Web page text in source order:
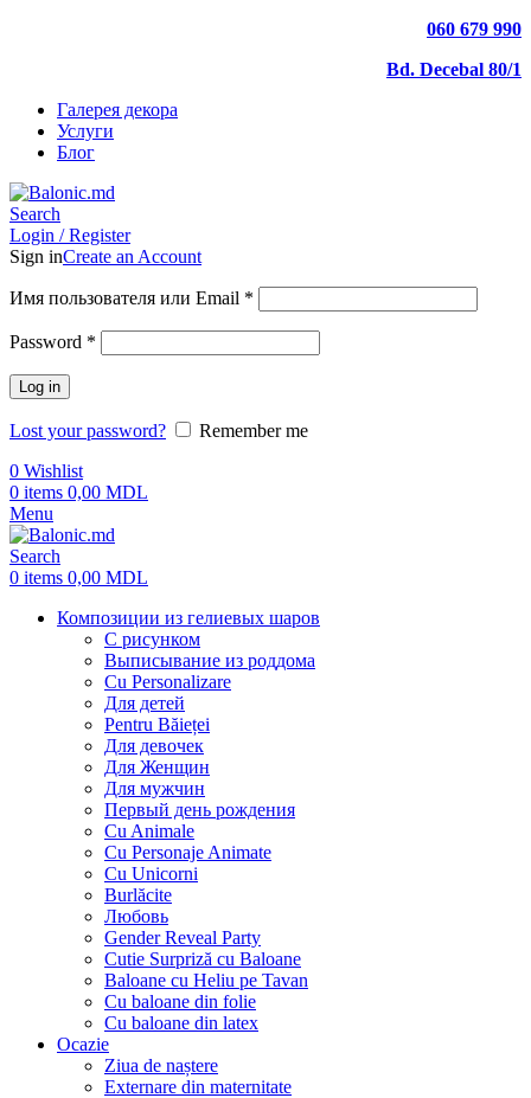
060 679 990
Bd. Decebal 80/1
Галерея декора
Услуги
Блог
Search
Login / Register
Sign inCreate an Account
Имя пользователя или Email *
Password *
Log in
Lost your password?
Remember me
0 Wishlist
0 items 0,00 MDL
Menu
Search
0 items 0,00 MDL
Композиции из гелиевых шаров
С рисунком
Выписывание из роддома
Cu Personalizare
Для детей
Pentru Băieței
Для девочек
Для Женщин
Для мужчин
Первый день рождения
Cu Animale
Cu Personaje Animate
Cu Unicorni
Burlăcite
Любовь
Gender Reveal Party
Cutie Surpriză cu Baloane
Baloane cu Heliu pe Tavan
Cu baloane din folie
Cu baloane din latex
Ocazie
Ziua de naștere
Externare din maternitate